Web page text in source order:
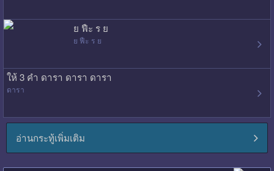
ย ฟืะ ร ย
ย ฟืะ ร ย
ให้ 3 คำ ดารา ดารา ดารา
ดารา
อ่านกระทู้เพิ่มเติม